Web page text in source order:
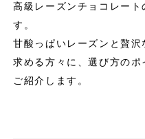
高級レーズンチョコレー
す。
甘酸っぱいレーズンと贅
求める方々に、選び方の
ご紹介します。